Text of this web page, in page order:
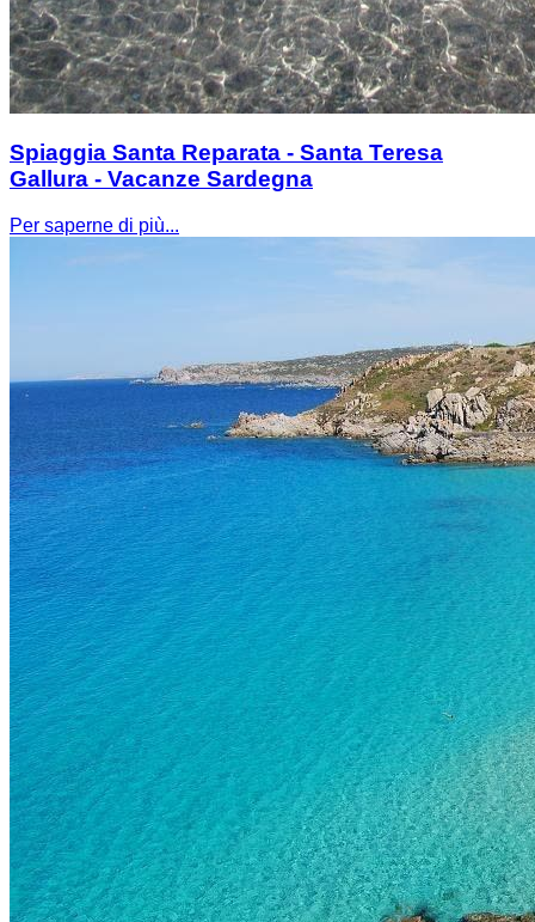
Spiaggia Santa Reparata - Santa Teresa
Gallura - Vacanze Sardegna
Per saperne di più...